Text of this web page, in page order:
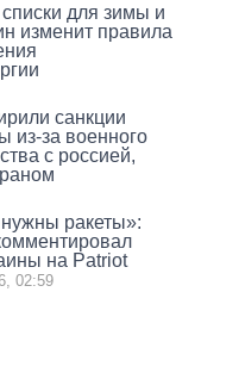
для зимы и
изменит правила
санкции
из-за военного
с россией,
ракеты»:
на Patriot
02:59